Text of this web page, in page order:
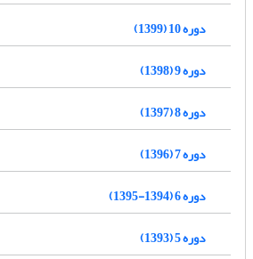
دوره 10 (1399)
دوره 9 (1398)
دوره 8 (1397)
دوره 7 (1396)
دوره 6 (1394-1395)
دوره 5 (1393)